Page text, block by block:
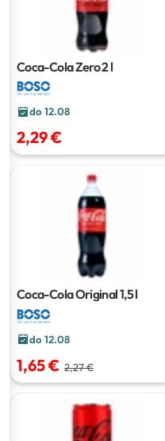
Coca-Cola Zero2 l
do 12.08
2,29 €
Coca-Cola Original1,5 l
do 12.08
1,65 € 2,27 €